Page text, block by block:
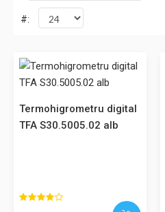
#:
Cod: S30.5005.02 Acest
buton • Manual de utilizare ●
Termohigrometru digital
TFA S30.5005.02 alb